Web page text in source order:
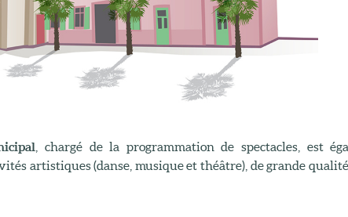
, chargé de la programmation de spectacles, est
artistiques (danse, musique et théâtre), de grande